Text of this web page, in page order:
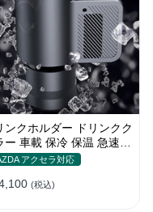
ンクホルダー ドリンクク
ー 車載 保冷 保温 急速冷
対応アクセラ対応
(税込)